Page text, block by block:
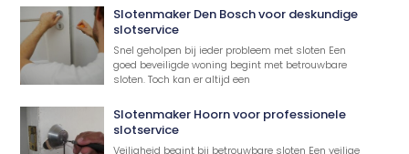
Slotenmaker Den Bosch voor deskundige
slotservice
Snel geholpen bij ieder probleem met sloten Een
goed beveiligde woning begint met betrouwbare
sloten. Toch kan er altijd een
Slotenmaker Hoorn voor professionele
slotservice
Veiligheid begint bij betrouwbare sloten Een veilige